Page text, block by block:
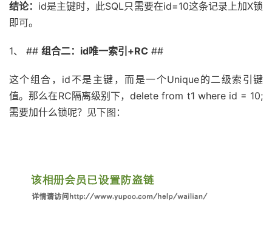
结论： id是主键时，此SQL只需要在id=10这条记录上加X锁
即可。
1、 ## 组合二：id唯一索引+RC ##
这个组合，id不是主键，而是一个Unique的二级索引键
值。那么在RC隔离级别下，delete from t1 where id = 10;
需要加什么锁呢？见下图：